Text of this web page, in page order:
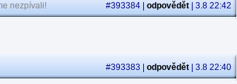
nezpívali! #393384 | odpovědět | 3.8 22:42
#393383 | odpovědět | 3.8 22:40